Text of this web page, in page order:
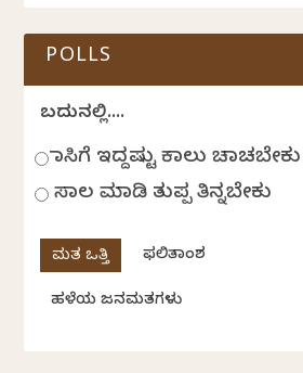
POLLS
ಬದುಕಿನಲ್ಲಿ....
ಹಾಸಿಗೆ ಇದ್ದಷ್ಟು ಕಾಲು ಚಾಚಬೇಕು
ಸಾಲ ಮಾಡಿ ತುಪ್ಪ ತಿನ್ನಬೇಕು
ಫಲಿತಾಂಶ
ಹಳೆಯ ಜನಮತಗಳು